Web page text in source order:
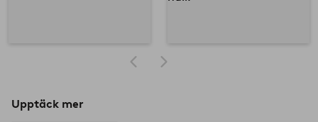
Upptäck mer